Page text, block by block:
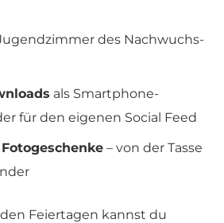
des Nachwuchs-
als Smartphone-
für den eigenen Social Feed
– von der Tasse
Feiertagen kannst du